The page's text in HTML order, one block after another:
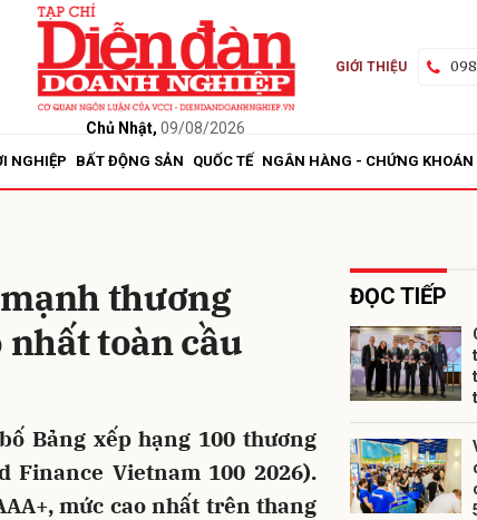
Chủ Nhật, 09/08/2026
GIỚI THIỆU
NGHIỆP BẤT ĐỘNG SẢN QUỐC TẾ NGÂN HÀNG - CHỨNG KHOÁN
thương
toàn cầu
Bảng xếp hạng 100 thương
Vietnam 100 2026).
mức cao nhất trên thang
ĐỌC TIẾP
Gửi